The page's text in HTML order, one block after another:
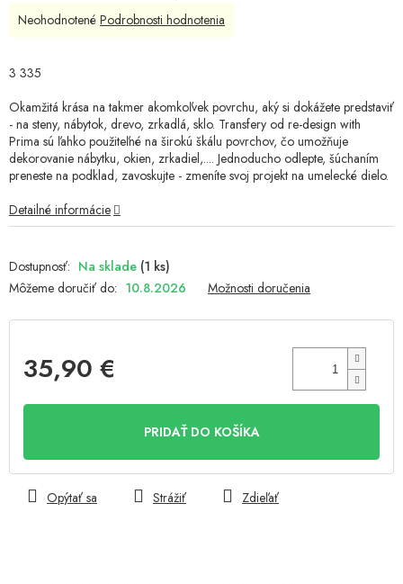
Na sklade (1 ks)
Môžeme doručiť do: 10.8.2026 Možnosti doručenia
35,90 €
PRIDAŤ DO KOŠÍKA
3 335
Okamžitá krása na takmer akomkoľvek povrchu, aký si dokážete predstaviť
- na steny, nábytok, drevo, zrkadlá, sklo. Transfery od re-design with
Prima sú ľahko použiteľné na širokú škálu povrchov, čo umožňuje
dekorovanie nábytku, okien, zrkadiel,.... Jednoducho odlepte, šúchaním
preneste na podklad, zavoskujte - zmeníte svoj projekt na umelecké dielo.
Detailné informácie
Opýtať sa Strážiť Zdieľať
Priemerné
je
z
5
hviezdičiek.
Neohodnotené Podrobnosti hodnotenia